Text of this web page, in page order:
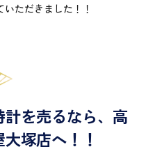
ただきました！！
を売るなら、高
塚店へ！！